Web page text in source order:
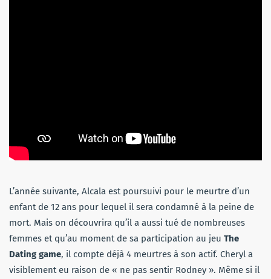
L’année suivante, Alcala est poursuivi pour le meurtre d’un
enfant de 12 ans pour lequel il sera condamné à la peine de
mort. Mais on découvrira qu’il a aussi tué de nombreuses
femmes et qu’au moment de sa participation au jeu The
Dating game, il compte déjà 4 meurtres à son actif. Cheryl a
visiblement eu raison de « ne pas sentir Rodney ». Même si il